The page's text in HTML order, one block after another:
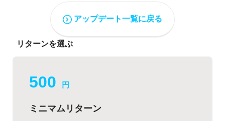
アップデート一覧に戻る
リターンを選ぶ
500 円
ミニマムリターン